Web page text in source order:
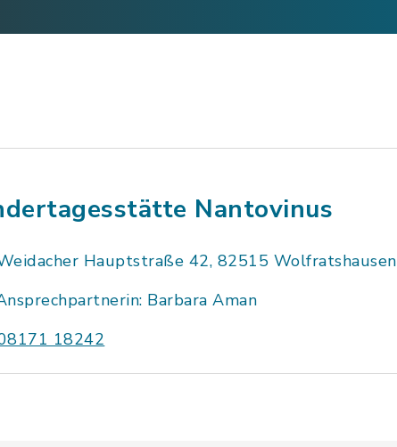
Nantovinus
Hauptstraße 42, 82515 Wolfratshausen
Barbara Aman
18242